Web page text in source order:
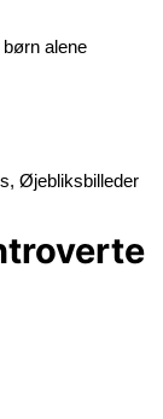
alene
, Øjebliksbilleder